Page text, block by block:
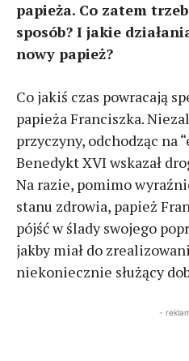
papieża. Co zatem
sposób? I jakie
nowy papież?
Co jakiś czas powracają
papieża Franciszka.
przyczyny, odchodząc na
Benedykt XVI wskazał
Na razie, pomimo
stanu zdrowia, papież
pójść w ślady swojego
jakby miał do
niekoniecznie służący
-